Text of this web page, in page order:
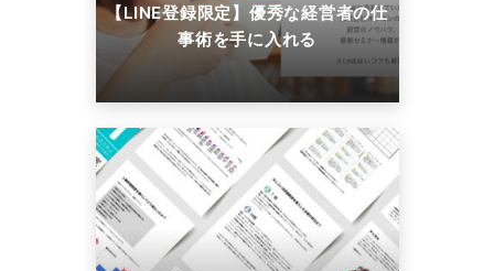
【LINE登録限定】優秀な経営者の仕
事術を手に入れる